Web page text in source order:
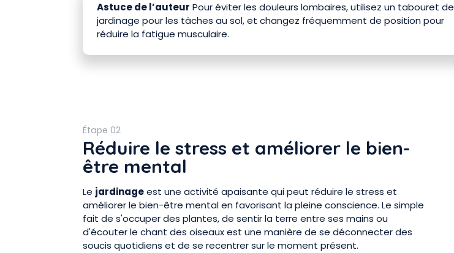
Astuce de l’auteur Pour éviter les douleurs lombaires, utilisez un tabouret de
jardinage pour les tâches au sol, et changez fréquemment de position pour
réduire la fatigue musculaire.
Étape 02
Réduire le stress et améliorer le bien-
être mental
Le jardinageest une activité apaisante qui peut réduire le stress et
améliorer le bien-être mental en favorisant la pleine conscience. Le simple
fait de s'occuper des plantes, de sentir la terre entre ses mains ou
d'écouter le chant des oiseaux est une manière de se déconnecter des
soucis quotidiens et de se recentrer sur le moment présent.